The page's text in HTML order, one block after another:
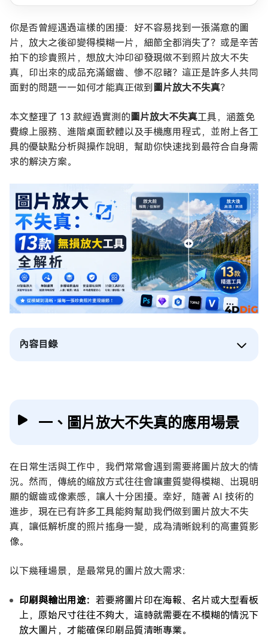
你是否曾經遇過這樣的困擾：好不容易找到一張滿意的圖
片，放大之後卻變得模糊一片，細節全都消失了？或是辛苦
拍下的珍貴照片，想放大沖印卻發現做不到照片放大不失
真，印出來的成品充滿鋸齒、慘不忍睹？這正是許多人共同
面對的問題——如何才能真正做到 圖片放大不失真？
本文整理了 13 款經過實測的 圖片放大不失真工具，涵蓋免
費線上服務、進階桌面軟體以及手機應用程式，並附上各工
具的優缺點分析與操作說明，幫助你快速找到最符合自身需
求的解決方案。
內容目錄
一、圖片放大不失真的應用場景
在日常生活與工作中，我們常常會遇到需要將圖片放大的情
況。然而，傳統的縮放方式往往會讓畫質變得模糊、出現明
顯的鋸齒或像素感，讓人十分困擾。幸好，隨著 AI 技術的
進步，現在已有許多工具能夠幫助我們做到圖片放大不失
真，讓低解析度的照片搖身一變，成為清晰銳利的高畫質影
像。
以下幾種場景，是最常見的圖片放大需求：
印刷與輸出用途： 若要將圖片印在海報、名片或大型看板
上，原始尺寸往往不夠大，這時就需要在不模糊的情況下
放大圖片，才能確保印刷品質清晰專業。